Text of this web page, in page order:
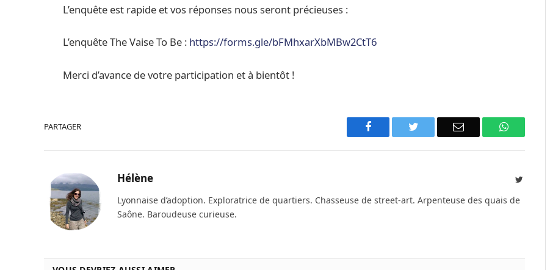
L’enquête est rapide et vos réponses nous seront précieuses :
L’enquête The Vaise To Be : https://forms.gle/bFMhxarXbMBw2CtT6
Merci d’avance de votre participation et à bientôt !
PARTAGER Facebook Twitter Email WhatsApp
Hélène Twitter
Lyonnaise d’adoption. Exploratrice de quartiers. Chasseuse de street-art. Arpenteuse des quais de
Saône. Baroudeuse curieuse.